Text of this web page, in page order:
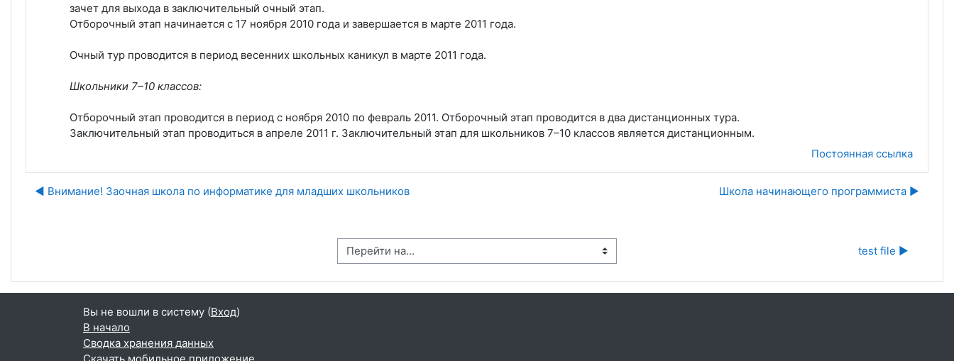
зачет для выхода в заключительный очный этап.
Отборочный этап начинается с 17 ноября 2010 года и завершается в марте 2011 года.
Очный тур проводится в период весенних школьных каникул в марте 2011 года.
Школьники 7–10 классов:
Отборочный этап проводится в период с ноября 2010 по февраль 2011. Отборочный этап проводится в два дистанционных тура.
Заключительный этап проводиться в апреле 2011 г. Заключительный этап для школьников 7–10 классов является дистанционным.
Постоянная ссылка
◀︎ Внимание! Заочная школа по информатике для младших школьников Школа начинающего программиста ▶︎
Перейти на... test file ▶︎
Вы не вошли в систему (Вход)
В начало
Сводка хранения данных